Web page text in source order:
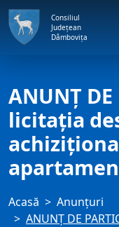
Consiliul
Județean
Dâmbovița
ANUNŢ DE
licitaţia
Acasă
Anunţuri
ANUNŢ DE